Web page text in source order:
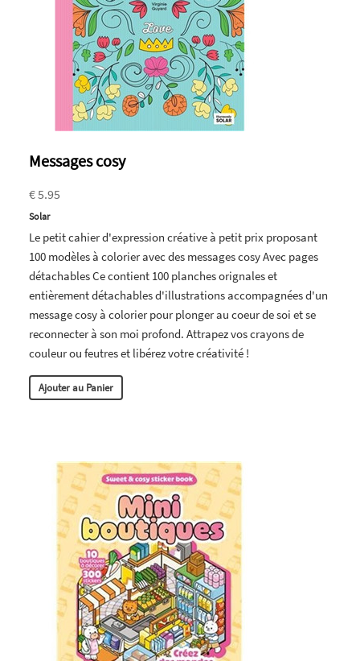
Messages cosy
€ 5.95
Solar
Le petit cahier d'expression créative à petit prix proposant
100 modèles à colorier avec des messages cosy Avec pages
détachables Ce contient 100 planches orignales et
entièrement détachables d'illustrations accompagnées d'un
message cosy à colorier pour plonger au coeur de soi et se
reconnecter à son moi profond. Attrapez vos crayons de
couleur ou feutres et libérez votre créativité !
Ajouter au Panier